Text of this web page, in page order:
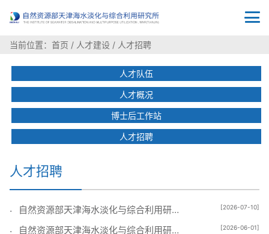
当前位置： 首页 / 人才建设 / 人才招聘
人才队伍
人才概况
博士后工作站
人才招聘
人才招聘
自然资源部天津海水淡化与综合利用研究所2026年公开招聘拟聘人员公示 [2026-07-10]
自然资源部天津海水淡化与综合利用研究所2026年公开招聘博士生岗位递补考察对象名单 [2026-06-01]